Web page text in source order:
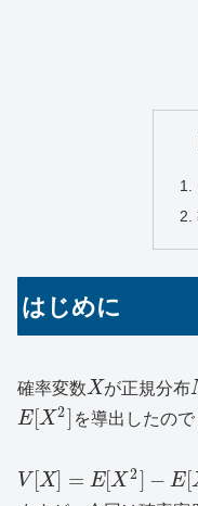
はじめに
確率変数Xが正規分布
E[X2] を導出したので
V [X] = E[X2] − E[